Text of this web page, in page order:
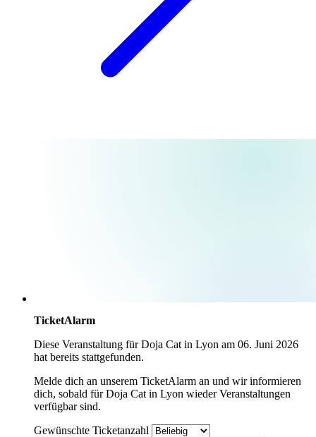
TicketAlarm
Diese Veranstaltung fürDoja Cat in Lyon am 06. Juni 2026
hat bereits stattgefunden.
Melde dich an unserem TicketAlarm an und wir informieren
dich, sobald fürDoja Cat in Lyon wieder Veranstaltungen
verfügbar sind.
Gewünschte Ticketanzahl